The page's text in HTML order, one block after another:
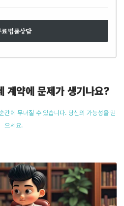
료법률상담
계약에 문제가 생기나요?
간에 무너질 수 있습니다. 당신의 가능성을 믿
으세요.